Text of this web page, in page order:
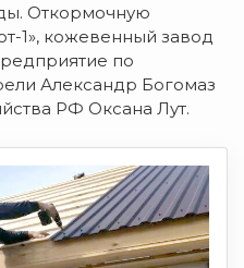
Откормочную
1», кожевенный завод
по
Александр Богомаз
РФ Оксана Лут.